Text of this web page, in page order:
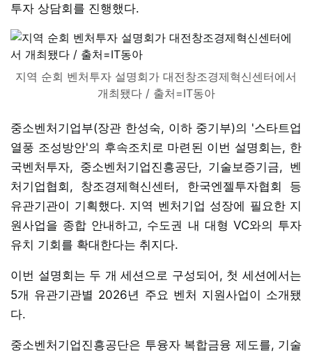
투자 상담회를 진행했다.
지역 순회 벤처투자 설명회가 대전창조경제혁신센터에서
개최됐다 / 출처=IT동아
중소벤처기업부(장관 한성숙, 이하 중기부)의 '스타트업
열풍 조성방안'의 후속조치로 마련된 이번 설명회는, 한
국벤처투자, 중소벤처기업진흥공단, 기술보증기금, 벤
처기업협회, 창조경제혁신센터, 한국엔젤투자협회 등
유관기관이 기획했다. 지역 벤처기업 성장에 필요한 지
원사업을 종합 안내하고, 수도권 내 대형 VC와의 투자
유치 기회를 확대한다는 취지다.
이번 설명회는 두 개 세션으로 구성되어, 첫 세션에서는
5개 유관기관별 2026년 주요 벤처 지원사업이 소개됐
다.
중소벤처기업진흥공단은 투융자 복합금융 제도를, 기술